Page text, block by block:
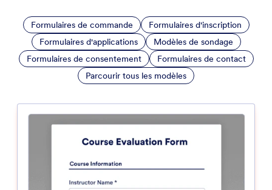
Formulaires de commande
Formulaires d'inscription
Formulaires d'applications
Modèles de sondage
Formulaires de consentement
Formulaires de contact
Parcourir tous les modèles